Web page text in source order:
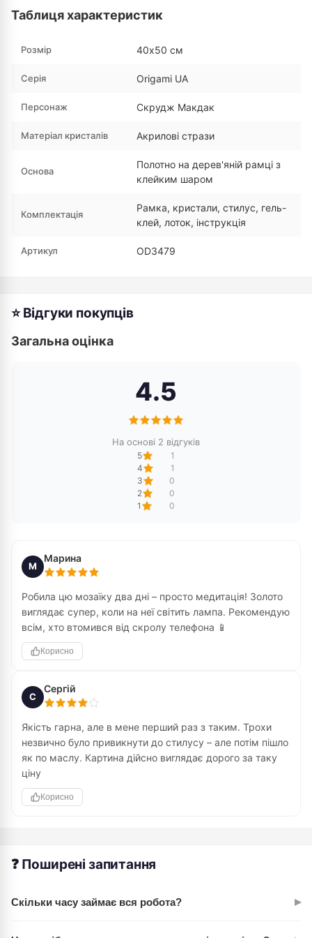
Таблиця характеристик
Розмір 40х50 см
Серія Origami UA
Персонаж Скрудж Макдак
Матеріал кристалів Акрилові стрази
Основа
Полотно на дерев'яній рамці з
клейким шаром
Комплектація
Рамка, кристали, стилус, гель-
клей, лоток, інструкція
Артикул OD3479
⭐ Відгуки покупців
Загальна оцінка
4.5
На основі 2 відгуків
5
1
4
1
3
0
2
0
1
0
М
Марина
Робила цю мозаїку два дні – просто медитація! Золото
виглядає супер, коли на неї світить лампа. Рекомендую
всім, хто втомився від скролу телефона 📱
Корисно
С
Сергій
Якість гарна, але в мене перший раз з таким. Трохи
незвично було привикнути до стилусу – але потім пішло
як по маслу. Картина дійсно виглядає дорого за таку
ціну
Корисно
❓ Поширені запитання
Скільки часу займає вся робота? ▸